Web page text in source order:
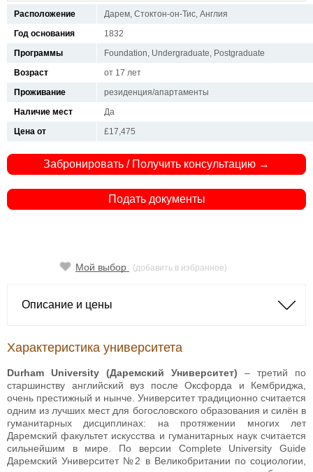
Расположение
Дарем, Стоктон-он-Тис, Англия
Год основания
1832
Программы
Foundation, Undergraduate, Postgraduate
Возраст
от 17 лет
Проживание
резиденция/апартаменты
Наличие мест
Да
Цена от
£17,475
Забронировать / Получить консультацию →
Подать документы
Мой выбор (добавить в избранное)
Описание и цены
Характеристика университета
Durham University (Даремский Университет) – третий по
старшинству английский вуз после Оксфорда и Кембриджа,
очень престижный и нынче. Университет традиционно считается
одним из лучших мест для богословского образования и силён в
гуманитарных дисциплинах: на протяжении многих лет
Даремский факультет искусства и гуманитарных наук считается
сильнейшим в мире. По версии Complete University Guide
Даремский Университет №2 в Великобритании по социологии,